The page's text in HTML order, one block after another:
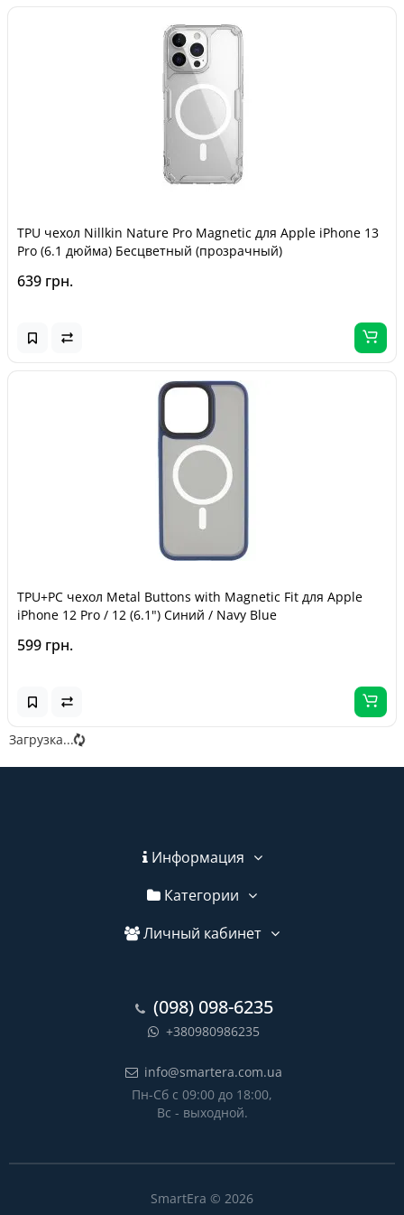
TPU чехол Nillkin Nature Pro Magnetic для Apple iPhone 13
Pro (6.1 дюйма) Бесцветный (прозрачный)
639 грн.
TPU+PC чехол Metal Buttons with Magnetic Fit для Apple
iPhone 12 Pro / 12 (6.1") Синий / Navy Blue
599 грн.
Загрузка...
Информация
Категории
Личный кабинет
(098) 098-6235
+380980986235
info@smartera.com.ua
Пн-Сб с 09:00 до 18:00,
Вс - выходной.
SmartEra © 2026